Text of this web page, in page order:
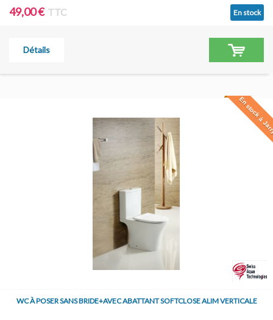
49,00 € TTC En stock
Détails
En stock à
WC À POSER SANS BRIDE+AVEC ABATTANT SOFTCLOSE ALIM VERTICALE